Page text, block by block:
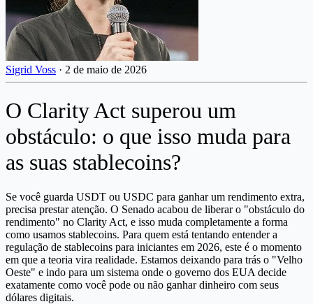
Sigrid Voss · 2 de maio de 2026
O Clarity Act superou um
obstáculo: o que isso muda para
as suas stablecoins?
Se você guarda USDT ou USDC para ganhar um rendimento extra,
precisa prestar atenção. O Senado acabou de liberar o "obstáculo do
rendimento" no Clarity Act, e isso muda completamente a forma
como usamos stablecoins. Para quem está tentando entender a
regulação de stablecoins para iniciantes em 2026, este é o momento
em que a teoria vira realidade. Estamos deixando para trás o "Velho
Oeste" e indo para um sistema onde o governo dos EUA decide
exatamente como você pode ou não ganhar dinheiro com seus
dólares digitais.